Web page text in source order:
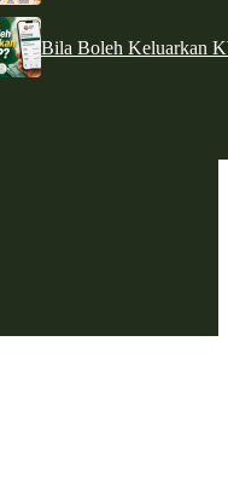
Bila Boleh Keluarkan